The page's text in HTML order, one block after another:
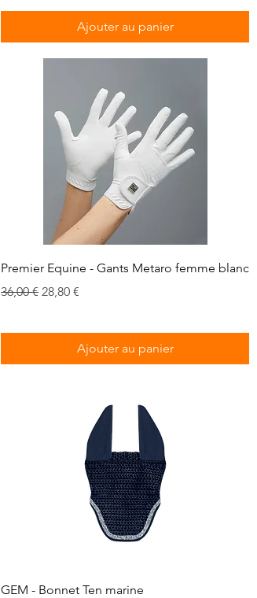
Ajouter au panier
Aperçu rapide
Premier Equine - Gants Metaro femme blanc
Prix original
36,00 € Prix promotionnel
28,80 €
Ajouter au panier
Aperçu rapide
GEM - Bonnet Ten marine